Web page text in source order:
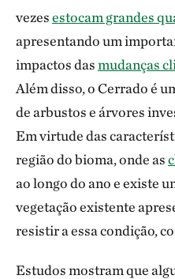
vezesestocam grandes
apresentando um
impactos dasmudanças
Além disso, o Cerrado é
de arbustos e árvores
Em virtude das
região do bioma, onde as
ao longo do ano e existe
vegetação existente
resistir a essa condição,
Estudos mostram que